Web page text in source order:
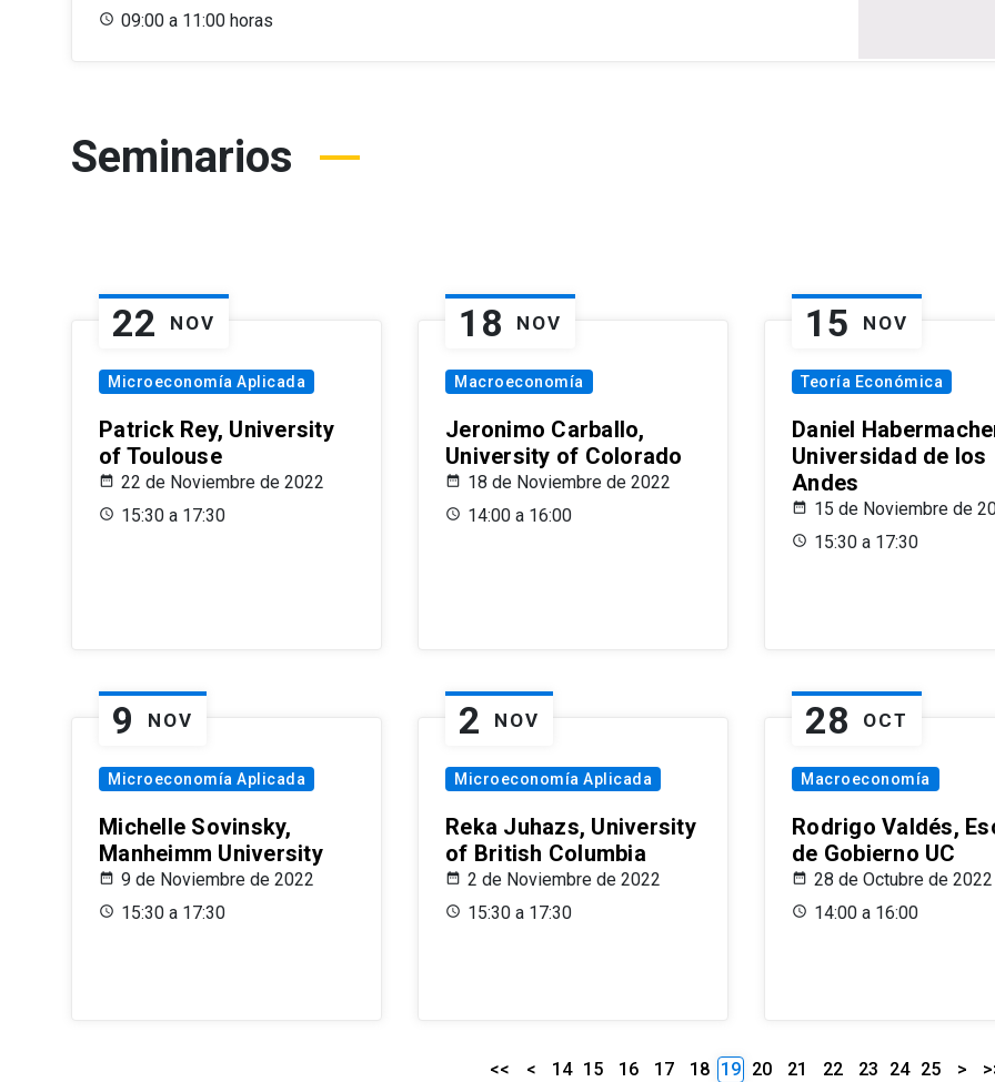
09:00 a 11:00 horas
Seminarios
22 NOV
Microeconomía Aplicada
Patrick Rey, University
of Toulouse
22 de Noviembre de 2022
15:30 a 17:30
18 NOV
Macroeconomía
Jeronimo Carballo,
University of Colorado
18 de Noviembre de 2022
14:00 a 16:00
15 NOV
Teoría Económica
Daniel
Universidad de los
Andes
15 de Noviembre de
15:30 a 17:30
9 NOV
Microeconomía Aplicada
Michelle Sovinsky,
Manheimm University
9 de Noviembre de 2022
15:30 a 17:30
2 NOV
Microeconomía Aplicada
Reka Juhazs, University
of British Columbia
2 de Noviembre de 2022
15:30 a 17:30
28 OCT
Macroeconomía
Rodrigo Valdés,
de Gobierno UC
28 de Octubre de 2022
14:00 a 16:00
<< < 14 15 16 17 18 19 20 21 22 23 24 25 >